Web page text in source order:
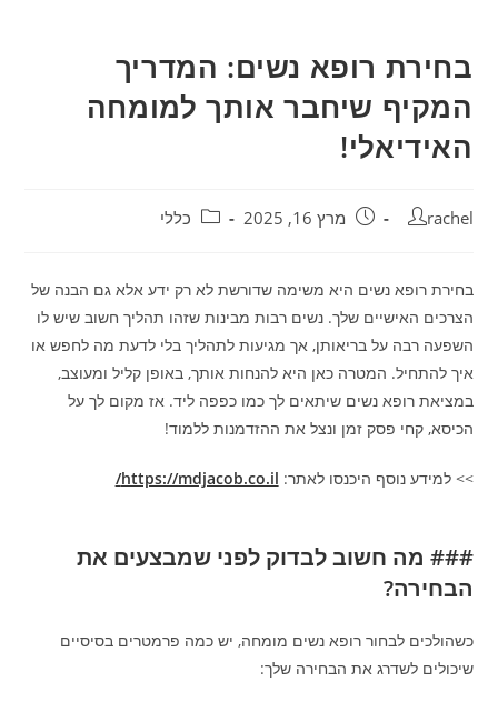
בחירת רופא נשים: המדריך
המקיף שיחבר אותך למומחה
האידיאלי!
מחבר:
rachel פורסם:
מרץ 16, 2025 קטגוריה:
כללי
בחירת רופא נשים היא משימה שדורשת לא רק ידע אלא גם הבנה של
הצרכים האישיים שלך. נשים רבות מבינות שזהו תהליך חשוב שיש לו
השפעה רבה על בריאותן, אך מגיעות לתהליך בלי לדעת מה לחפש או
איך להתחיל. המטרה כאן היא להנחות אותך, באופן קליל ומעוצב,
במציאת רופא נשים שיתאים לך כמו כפפה ליד. אז מקום לך על
הכיסא, קחי פסק זמן ונצל את ההזדמנות ללמוד!
>> למידע נוסף היכנסו לאתר: https://mdjacob.co.il/
### מה חשוב לבדוק לפני שמבצעים את
הבחירה?
כשהולכים לבחור רופא נשים מומחה, יש כמה פרמטרים בסיסיים
שיכולים לשדרג את הבחירה שלך: